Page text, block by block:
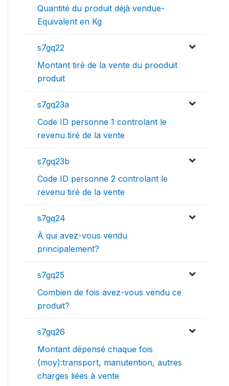
Quantité du produit déjà vendue-
Equivalent en Kg
s7gq22
Montant tiré de la vente du prooduit
produit
s7gq23a
Code ID personne 1 controlant le
revenu tiré de la vente
s7gq23b
Code ID personne 2 controlant le
revenu tiré de la vente
s7gq24
À qui avez-vous vendu
principalement?
s7gq25
Combien de fois avez-vous vendu ce
produit?
s7gq26
Montant dépensé chaque fois
(moy):transport, manutention, autres
charges liées à vente